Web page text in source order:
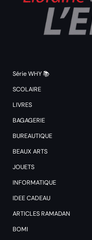
Série WHY 📚
SCOLAIRE
LIVRES
BAGAGERIE
BUREAUTIQUE
BEAUX ARTS
JOUETS
INFORMATIQUE
IDEE CADEAU
ARTICLES RAMADAN
BOMI